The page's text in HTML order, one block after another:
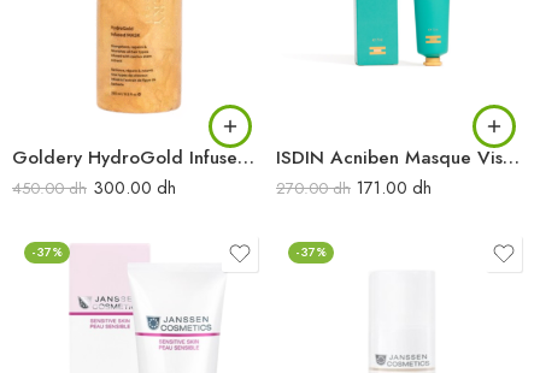
Goldery HydroGold Infused Mask 250 ml
450.00dh 300.00 dh
ISDIN Acniben Masque Visage Purifiant 75ML
270.00dh 171.00 dh
-37% -37%